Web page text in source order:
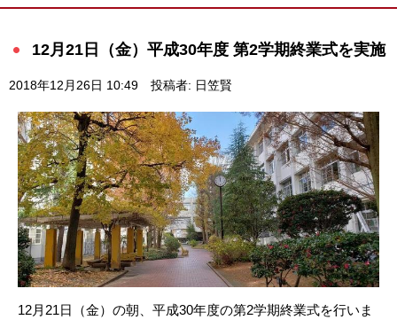
12月21日（金）平成30年度 第2学期終業式を実施
2018年12月26日 10:49 投稿者: 日笠賢
12月21日（金）の朝、平成30年度の第2学期終業式を行いま